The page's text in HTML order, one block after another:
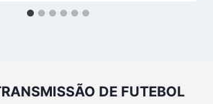
DE FUTEBOL